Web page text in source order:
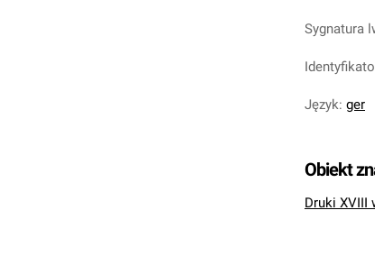
Sygnatura
Język: ger
Obiekt
Druki XVIII